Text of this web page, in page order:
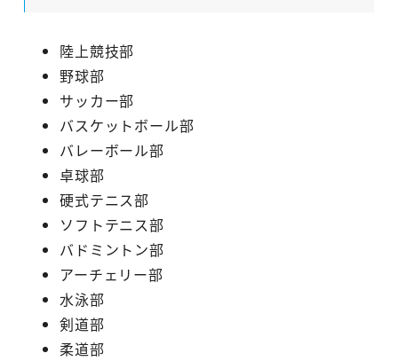
陸上競技部
野球部
サッカー部
バスケットボール部
バレーボール部
卓球部
硬式テニス部
ソフトテニス部
バドミントン部
アーチェリー部
水泳部
剣道部
柔道部